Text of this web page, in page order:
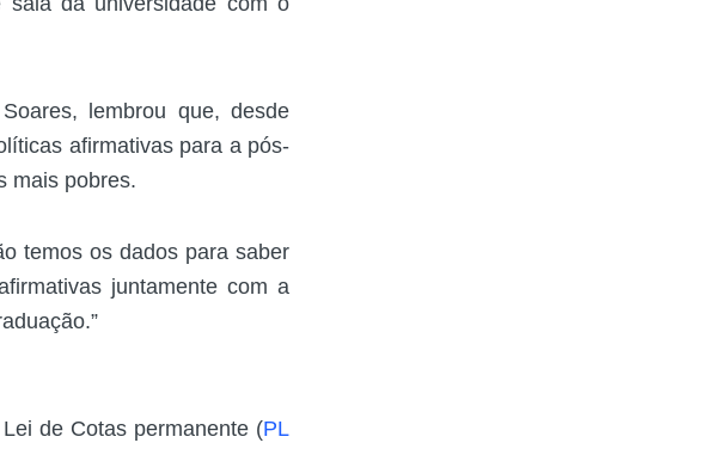
lembrou que, desde
afirmativas para a pós-
mais pobres.
temos os dados para saber
juntamente com a
de Cotas permanente (PL